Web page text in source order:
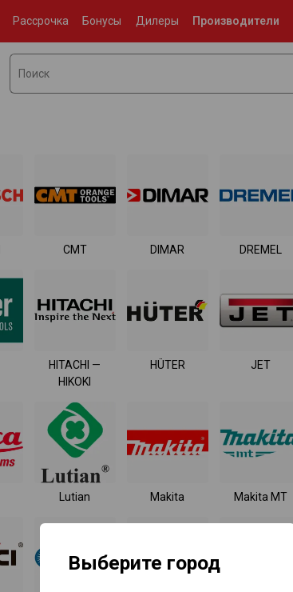
Рассрочка Бонусы Дилеры Производители
Выберите город
CMT DIMAR DREMEL
HITACHI —
HIKOKI
HÜTER JET
Lutian Makita Makita MT